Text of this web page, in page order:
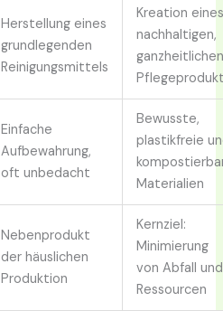
Herstellung eines
grundlegenden
Reinigungsmittels
Kreation
nachhaltigen,
Einfache
Aufbewahrung,
oft unbedacht
Bewusste,
plastikfreie
Materialien
Nebenprodukt
der häuslichen
Produktion
Kernziel:
Minimierung
von Abfall und
Ressourcen